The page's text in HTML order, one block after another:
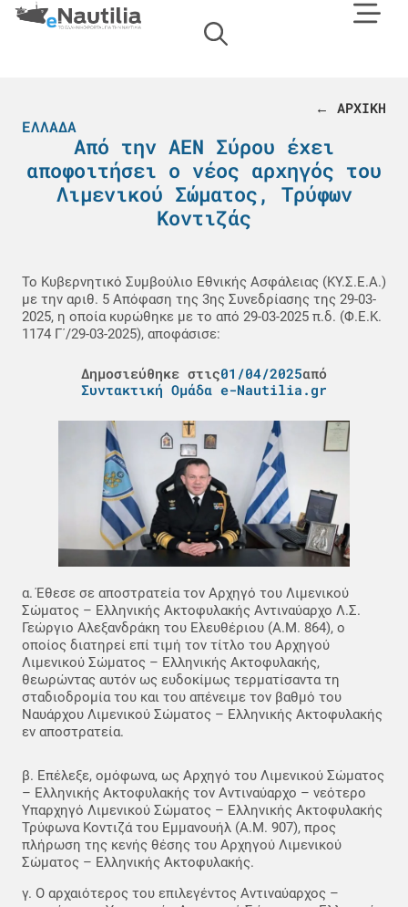
← ΑΡΧΙΚΗ
ΕΛΛΆΔΑ
Aπό την ΑΕΝ Σύρου έχει
αποφοιτήσει ο νέος αρχηγός του
Λιμενικού Σώματος, Τρύφων
Κοντιζάς
Το Κυβερνητικό Συμβούλιο Εθνικής Ασφάλειας (ΚΥ.Σ.Ε.Α.)
με την αριθ. 5 Απόφαση της 3ης Συνεδρίασης της 29-03-
2025, η οποία κυρώθηκε με το από 29-03-2025 π.δ. (Φ.Ε.Κ.
1174 Γ΄/29-03-2025), αποφάσισε:
Δημοσιεύθηκε στις01/04/2025από
Συντακτική Ομάδα e-Nautilia.gr
α. Έθεσε σε αποστρατεία τον Αρχηγό του Λιμενικού
Σώματος – Ελληνικής Ακτοφυλακής Αντιναύαρχο Λ.Σ.
Γεώργιο Αλεξανδράκη του Ελευθέριου (Α.Μ. 864), ο
οποίος διατηρεί επί τιμή τον τίτλο του Αρχηγού
Λιμενικού Σώματος – Ελληνικής Ακτοφυλακής,
θεωρώντας αυτόν ως ευδοκίμως τερματίσαντα τη
σταδιοδρομία του και του απένειμε τον βαθμό του
Ναυάρχου Λιμενικού Σώματος – Ελληνικής Ακτοφυλακής
εν αποστρατεία.
β. Επέλεξε, ομόφωνα, ως Αρχηγό του Λιμενικού Σώματος
– Ελληνικής Ακτοφυλακής τον Αντιναύαρχο – νεότερο
Υπαρχηγό Λιμενικού Σώματος – Ελληνικής Ακτοφυλακής
Τρύφωνα Κοντιζά του Εμμανουήλ (Α.Μ. 907), προς
πλήρωση της κενής θέσης του Αρχηγού Λιμενικού
Σώματος – Ελληνικής Ακτοφυλακής.
γ. Ο αρχαιότερος του επιλεγέντος Αντιναύαρχος –